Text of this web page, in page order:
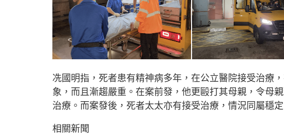
冼國明指，死者患有精神病多年，在公立醫院接受治療
象，而且漸趨嚴重。在案前發，他更毆打其母親，令母
治療。而案發後，死者太太亦有接受治療，情況同屬穩
相關新聞